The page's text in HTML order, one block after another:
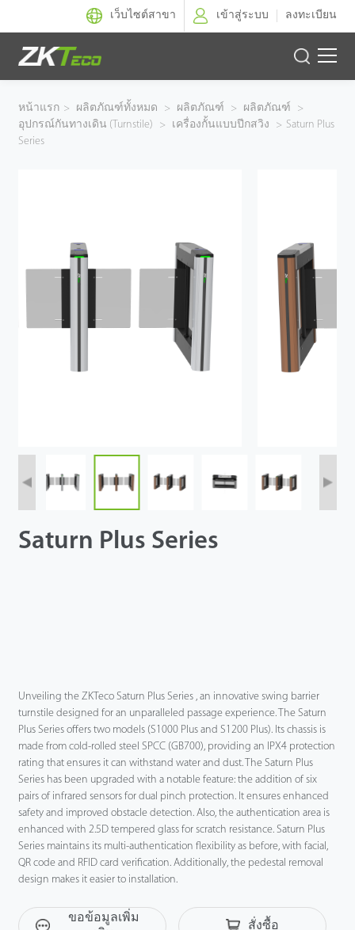
เว็บไซต์สาขา เข้าสู่ระบบ ลงทะเบียน
ผลิตภัณฑ์
โซลูชั่นของเรา
ตัวแทนจำหน่าย
หน้าแรก > ผลิตภัณฑ์ทั้งหมด > ผลิตภัณฑ์ > ผลิตภัณฑ์
>
อุปกรณ์กันทางเดิน (Turnstile)
> เครื่องกั้นแบบปีกสวิง > Saturn Plus
Series
Saturn Plus Series
Unveiling the ZKTeco Saturn Plus Series , an innovative swing barrier
turnstile designed for an unparalleled passage experience. The Saturn
Plus Series offers two models (S1000 Plus and S1200 Plus). Its chassis is
made from cold-rolled steel SPCC (GB700), providing an IPX4 protection
rating that ensures it can withstand water and dust. The Saturn Plus
Series has been upgraded with a notable feature: the addition of six
pairs of infrared sensors for dual pinch protection. It ensures enhanced
safety and improved obstacle detection. Also, the authentication area is
enhanced with 2.5D tempered glass for scratch resistance. Saturn Plus
Series maintains its multi-authentication flexibility as before, with facial,
QR code and RFID card verification. Additionally, the pedestal removal
design makes it easier to installation.
ขอข้อมูลเพิ่ม
สั่งซื้อ